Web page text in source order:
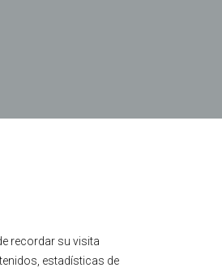
recordar su visita
estadísticas de